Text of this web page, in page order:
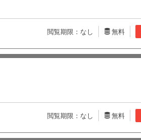
無料
閲覧期限：なし
無料
閲覧期限：なし